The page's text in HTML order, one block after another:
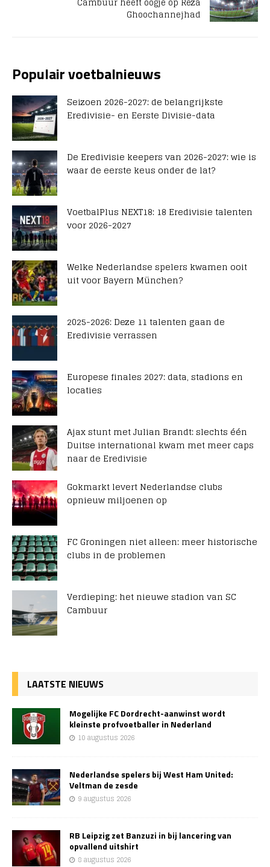
Cambuur heeft oogje op Reza
Ghoochannejhad
Populair voetbalnieuws
Seizoen 2026-2027: de belangrijkste
Eredivisie- en Eerste Divisie-data
De Eredivisie keepers van 2026-2027: wie is
waar de eerste keus onder de lat?
VoetbalPlus NEXT18: 18 Eredivisie talenten
voor 2026-2027
Welke Nederlandse spelers kwamen ooit
uit voor Bayern München?
2025-2026: Deze 11 talenten gaan de
Eredivisie verrassen
Europese finales 2027: data, stadions en
locaties
Ajax stunt met Julian Brandt: slechts één
Duitse international kwam met meer caps
naar de Eredivisie
Gokmarkt levert Nederlandse clubs
opnieuw miljoenen op
FC Groningen niet alleen: meer historische
clubs in de problemen
Verdieping: het nieuwe stadion van SC
Cambuur
LAATSTE NIEUWS
Mogelijke FC Dordrecht-aanwinst wordt
kleinste profvoetballer in Nederland
10 augustus 2026
Nederlandse spelers bij West Ham United:
Veltman de zesde
9 augustus 2026
RB Leipzig zet Banzuzi in bij lancering van
opvallend uitshirt
8 augustus 2026